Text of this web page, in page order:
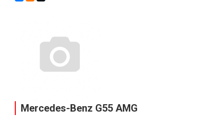
Mercedes-Benz G55 AMG